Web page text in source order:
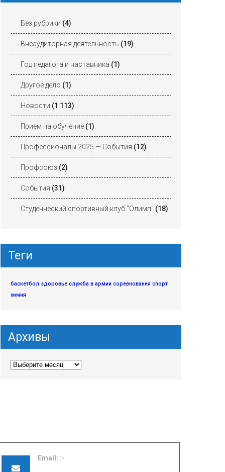
Без рубрики (4)
Внеаудиторная деятельность (19)
Год педагога и наставника (1)
Другое дело (1)
Новости (1 113)
Прием на обучение (1)
Профессионалы 2025 — События (12)
Профсоюз (2)
События (31)
Студенческий спортивный клуб "Олимп" (18)
Теги
баскетбол здоровье служба в армии соревнования спорт
химия
Архивы
Email: